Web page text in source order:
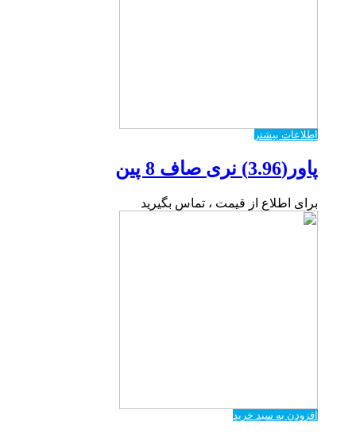
اطلاعات بیشتر
پاور(3.96) نری صاف 8 پین
برای اطلاع از قیمت ، تماس بگیرید
افزودن به سبد خرید